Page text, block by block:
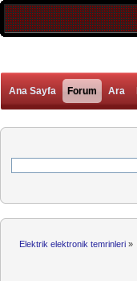
Ana Sayfa Forum Ara
Elektrik elektronik temrinleri»